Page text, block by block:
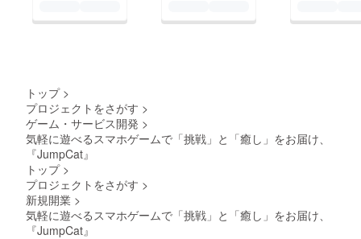
トップ >
プロジェクトをさがす >
ゲーム・サービス開発 >
気軽に遊べるスマホゲームで「挑戦」と「癒し」をお届け、
『JumpCat』
トップ >
プロジェクトをさがす >
新規開業 >
気軽に遊べるスマホゲームで「挑戦」と「癒し」をお届け、
『JumpCat』